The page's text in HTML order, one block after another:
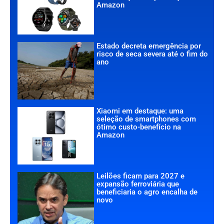
Amazon
Estado decreta emergência por
risco de seca severa até o fim do
ano
Xiaomi em destaque: uma
seleção de smartphones com
ótimo custo-benefício na
Amazon
Leilões ficam para 2027 e
expansão ferroviária que
beneficiaria o agro encalha de
novo